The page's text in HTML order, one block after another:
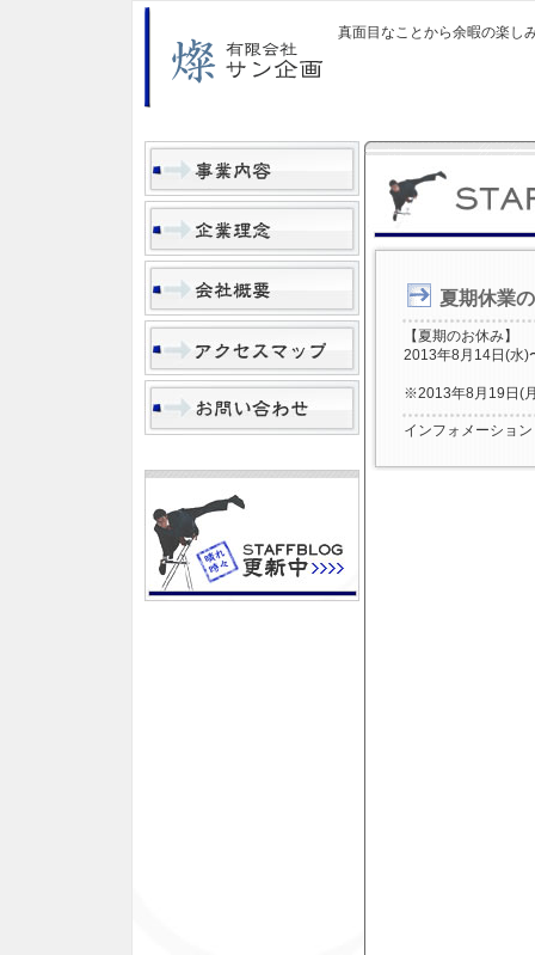
真面目なことから余暇の楽し
夏期休業
【夏期のお休み】
2013年8月14日(水)
※2013年8月19日(
インフォメーション